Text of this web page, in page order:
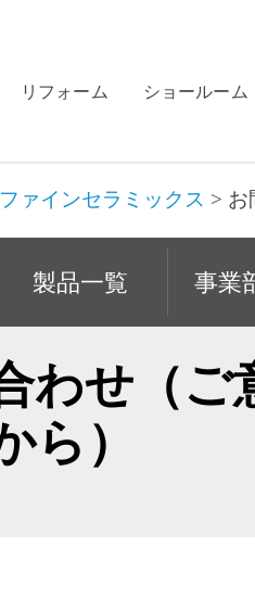
リフォーム ショールーム
ファインセラミックス > お
製品一覧 事業
わせ（ご
ら）